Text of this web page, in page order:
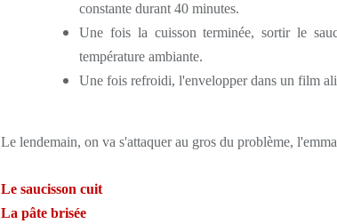
constante durant 40 minutes.
Une fois la cuisson terminée, sortir le
température ambiante.
Une fois refroidi, l'envelopper dans un film
Le lendemain, on va s'attaquer au gros du problème,
Le saucisson cuit
La pâte brisée